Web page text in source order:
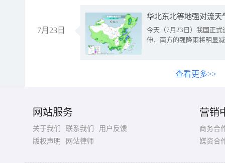
7月23日
华北东北等地强对流天
今天（7月23日）我国正
伸，南方的强降雨将明显
查看更多>>
网站服务
关于我们 联系我们
用户反馈
版权声明
网站律师
营销
商务合
媒资合